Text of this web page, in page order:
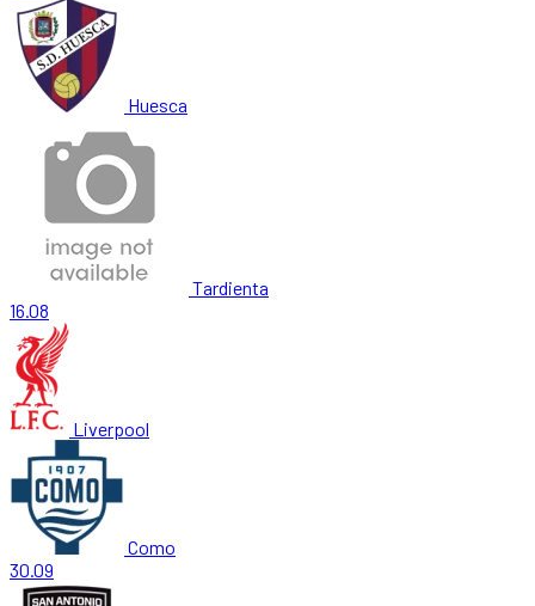
Huesca
Tardienta
16.08
Liverpool
Como
30.09